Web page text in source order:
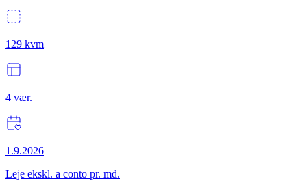
129 kvm
4 vær.
1.9.2026
Leje ekskl. a conto pr. md.